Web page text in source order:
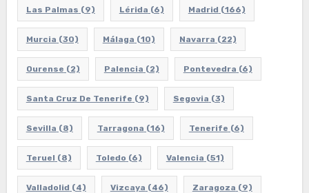
Las Palmas (9) Lérida (6) Madrid (166)
Murcia (30) Málaga (10) Navarra (22)
Ourense (2) Palencia (2) Pontevedra (6)
Santa Cruz De Tenerife (9) Segovia (3)
Sevilla (8) Tarragona (16) Tenerife (6)
Teruel (8) Toledo (6) Valencia (51)
Valladolid (4) Vizcaya (46) Zaragoza (9)